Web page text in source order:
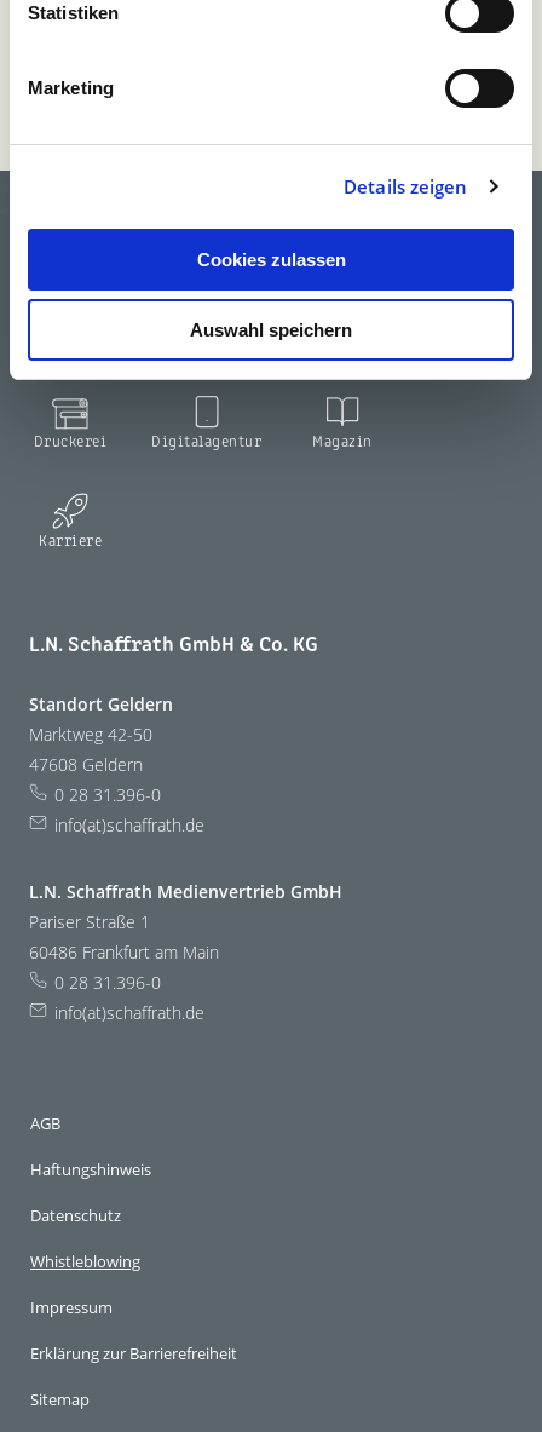
Statistiken
Marketing
Details zeigen
Cookies zulassen
Auswahl speichern
Druckerei Digitalagentur Magazin
Karriere
L.N. Schaffrath GmbH & Co. KG
Standort Geldern
Marktweg 42-50
47608 Geldern
0 28 31.396-0
info(at)schaffrath.de
L.N. Schaffrath Medienvertrieb GmbH
Pariser Straße 1
60486 Frankfurt am Main
0 28 31.396-0
info(at)schaffrath.de
AGB
Haftungshinweis
Datenschutz
Whistleblowing
Impressum
Erklärung zur Barrierefreiheit
Sitemap